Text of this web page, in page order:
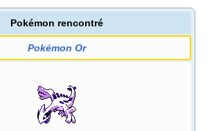
Pokémon rencontré
Pokémon Or